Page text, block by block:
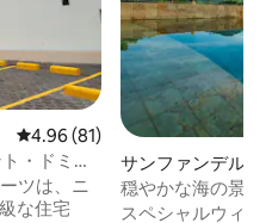
レビュー81件、5つ星中4.96つ
4.96 (81)
・ドミン
ツは、ニ
な住宅
サンファンデルス
ミニアム
穏やかな海の景色
スペシャルウィー